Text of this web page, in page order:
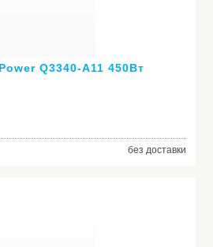
Q3340-A11 450Вт
без доставки